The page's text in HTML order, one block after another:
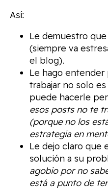
Así:
Le demuestro
(siempre va
el blog).
Le hago entender
trabajar no solo
puede hacerle
esos posts no te
(porque no los
estrategia en
Le dejo claro que
solución a su
agobio por no
está a punto de